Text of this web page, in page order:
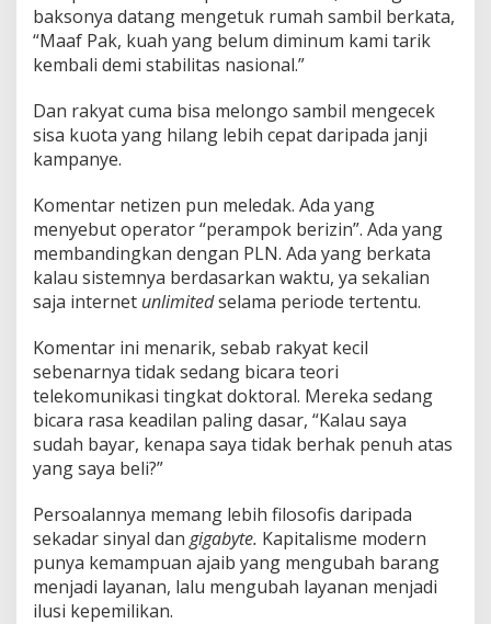
baksonya datang mengetuk rumah sambil berkata,
“Maaf Pak, kuah yang belum diminum kami tarik
kembali demi stabilitas nasional.”
Dan rakyat cuma bisa melongo sambil mengecek
sisa kuota yang hilang lebih cepat daripada janji
kampanye.
Komentar netizen pun meledak. Ada yang
menyebut operator “perampok berizin”. Ada yang
membandingkan dengan PLN. Ada yang berkata
kalau sistemnya berdasarkan waktu, ya sekalian
saja internet unlimitedselama periode tertentu.
Komentar ini menarik, sebab rakyat kecil
sebenarnya tidak sedang bicara teori
telekomunikasi tingkat doktoral. Mereka sedang
bicara rasa keadilan paling dasar, “Kalau saya
sudah bayar, kenapa saya tidak berhak penuh atas
yang saya beli?”
Persoalannya memang lebih filosofis daripada
sekadar sinyal dan gigabyte. Kapitalisme modern
punya kemampuan ajaib yang mengubah barang
menjadi layanan, lalu mengubah layanan menjadi
ilusi kepemilikan.